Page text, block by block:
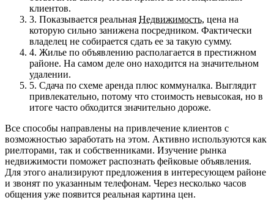
клиентов.
3. Показывается реальная Недвижимость, цена на
которую сильно занижена посредником. Фактически
владелец не собирается сдать ее за такую сумму.
4. Жилье по объявлению располагается в престижном
районе. На самом деле оно находится на значительном
удалении.
5. Сдача по схеме аренда плюс коммуналка. Выглядит
привлекательно, потому что стоимость невысокая, но в
итоге часто обходится значительно дороже.
Все способы направлены на привлечение клиентов с
возможностью заработать на этом. Активно используются как
риелторами, так и собственниками. Изучение рынка
недвижимости поможет распознать фейковые объявления.
Для этого анализируют предложения в интересующем районе
и звонят по указанным телефонам. Через несколько часов
общения уже появится реальная картина цен.